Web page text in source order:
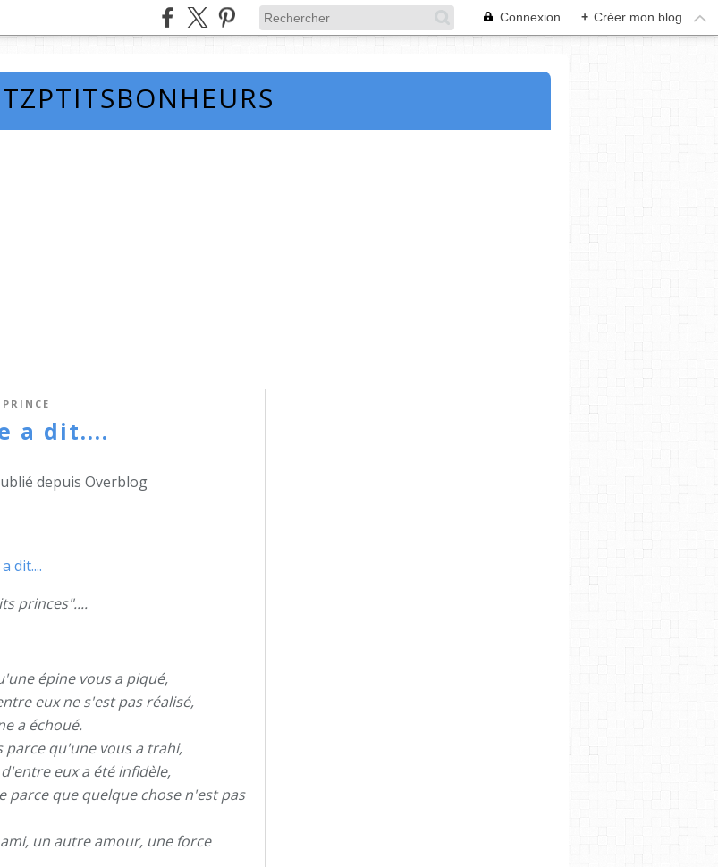
Connexion + Créer mon blog
PRINCE
a dit....
depuis Overblog
princes"....
épine vous a piqué,
eux ne s'est pas réalisé,
a échoué.
parce qu'une vous a trahi,
eux a été infidèle,
parce que quelque chose n'est pas
un autre amour, une force